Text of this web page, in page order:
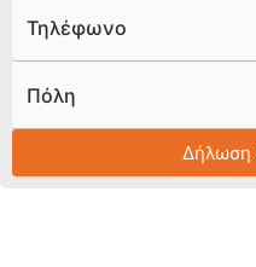
Τηλέφωνο
Πόλη